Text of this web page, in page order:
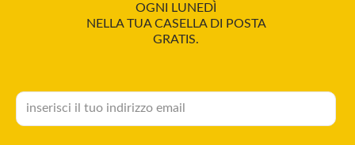
OGNI LUNEDÌ
NELLA TUA CASELLA DI POSTA
GRATIS.